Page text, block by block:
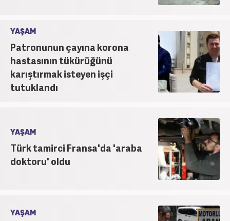
YAŞAM
Patronunun çayına korona
hastasının tükürüğünü
karıştırmak isteyen işçi
tutuklandı
YAŞAM
Türk tamirci Fransa'da 'araba
doktoru' oldu
YAŞAM